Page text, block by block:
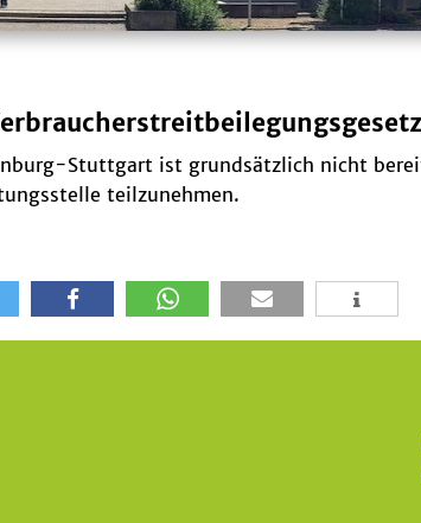
Stuttgart ist grundsätzlich nicht
teilzunehmen.